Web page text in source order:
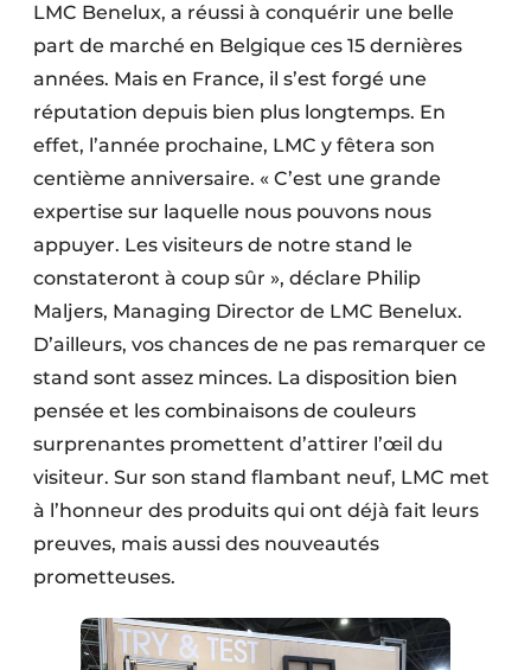
LMC Benelux, a réussi à conquérir une belle
part de marché en Belgique ces 15 dernières
années. Mais en France, il s’est forgé une
réputation depuis bien plus longtemps. En
effet, l’année prochaine, LMC y fêtera son
centième anniversaire. « C’est une grande
expertise sur laquelle nous pouvons nous
appuyer. Les visiteurs de notre stand le
constateront à coup sûr », déclare Philip
Maljers, Managing Director de LMC Benelux.
D’ailleurs, vos chances de ne pas remarquer ce
stand sont assez minces. La disposition bien
pensée et les combinaisons de couleurs
surprenantes promettent d’attirer l’œil du
visiteur. Sur son stand flambant neuf, LMC met
à l’honneur des produits qui ont déjà fait leurs
preuves, mais aussi des nouveautés
prometteuses.